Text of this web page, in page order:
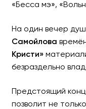
«Бесса мэ»,
На один вечер
Самойлова
Кристи»
безраздельно
Предстоящий
позволит не